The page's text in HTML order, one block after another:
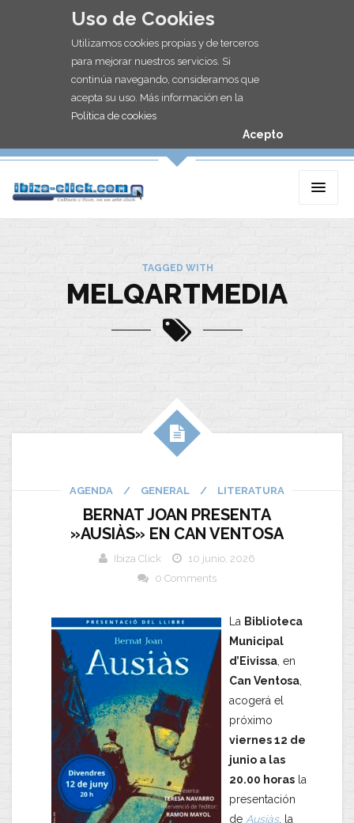
Uso de Cookies
Utilizamos cookies propias y de terceros
para mejorar nuestros servicios. Si
continúa navegando, consideramos que
acepta su uso. Más información en la
Política de cookies
Acepto
TAGGED WITH
MELQARTMEDIA
AGENDA / GENERAL / LITERATURA
BERNAT JOAN PRESENTA
»AUSIÀS» EN CAN VENTOSA
Ibiza Click
10 junio, 2026
0 Comments
La Biblioteca
Municipal
d’Eivissa , en
Can Ventosa
acogerá el
próximo
viernes 12 de
junio a las
20.00 horas la
presentación
de Ausiàs, la